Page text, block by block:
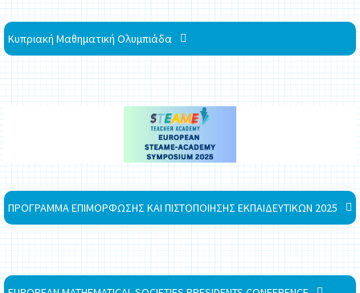
Κυπριακή Μαθηματική Ολυμπιάδα
ΠΡΟΓΡΑΜΜΑ ΕΠΙΜΟΡΦΩΣΗΣ ΚΑΙ ΠΙΣΤΟΠΟΙΗΣΗΣ ΕΚΠΑΙΔΕΥΤΙΚΩΝ 2025